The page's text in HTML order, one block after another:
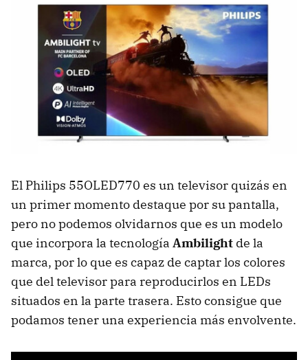
El Philips 55OLED770 es un televisor quizás en
un primer momento destaque por su pantalla,
pero no podemos olvidarnos que es un modelo
que incorpora la tecnología Ambilight de la
marca, por lo que es capaz de captar los colores
que del televisor para reproducirlos en LEDs
situados en la parte trasera. Esto consigue que
podamos tener una experiencia más envolvente.